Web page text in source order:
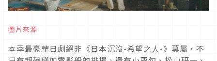
圖片來源
本季最豪華日劇絕非《日本沉沒-希望之人-》莫屬，不